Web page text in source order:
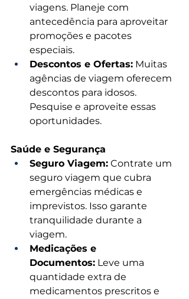
viagens. Planeje com
antecedência para aproveitar
promoções e pacotes
especiais.
Descontos e Ofertas: Muitas
agências de viagem oferecem
descontos para idosos.
Pesquise e aproveite essas
oportunidades.
Saúde e Segurança
Seguro Viagem: Contrate um
seguro viagem que cubra
emergências médicas e
imprevistos. Isso garante
tranquilidade durante a
viagem.
Medicações e
Documentos: Leve uma
quantidade extra de
medicamentos prescritos e